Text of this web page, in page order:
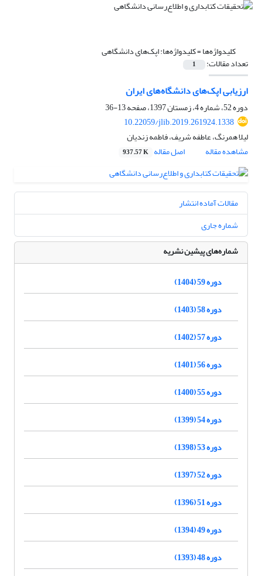
کلیدواژه‌ها =کلیدواژه‌ها: اپک‌های دانشگاهی
تعداد مقالات: 1
ارزیابی اپک‌های دانشگاه‌های ایران
دوره 52، شماره 4، زمستان 1397، صفحه
13-36
10.22059/jlib.2019.261924.1338
لیلا همرنگ، عاطفه شریف، فاطمه زندیان
مشاهده مقاله
اصل مقاله 937.57 K
مقالات آماده انتشار
شماره جاری
شماره‌های پیشین نشریه
دوره 59 (1404)
دوره 58 (1403)
دوره 57 (1402)
دوره 56 (1401)
دوره 55 (1400)
دوره 54 (1399)
دوره 53 (1398)
دوره 52 (1397)
دوره 51 (1396)
دوره 49 (1394)
دوره 48 (1393)